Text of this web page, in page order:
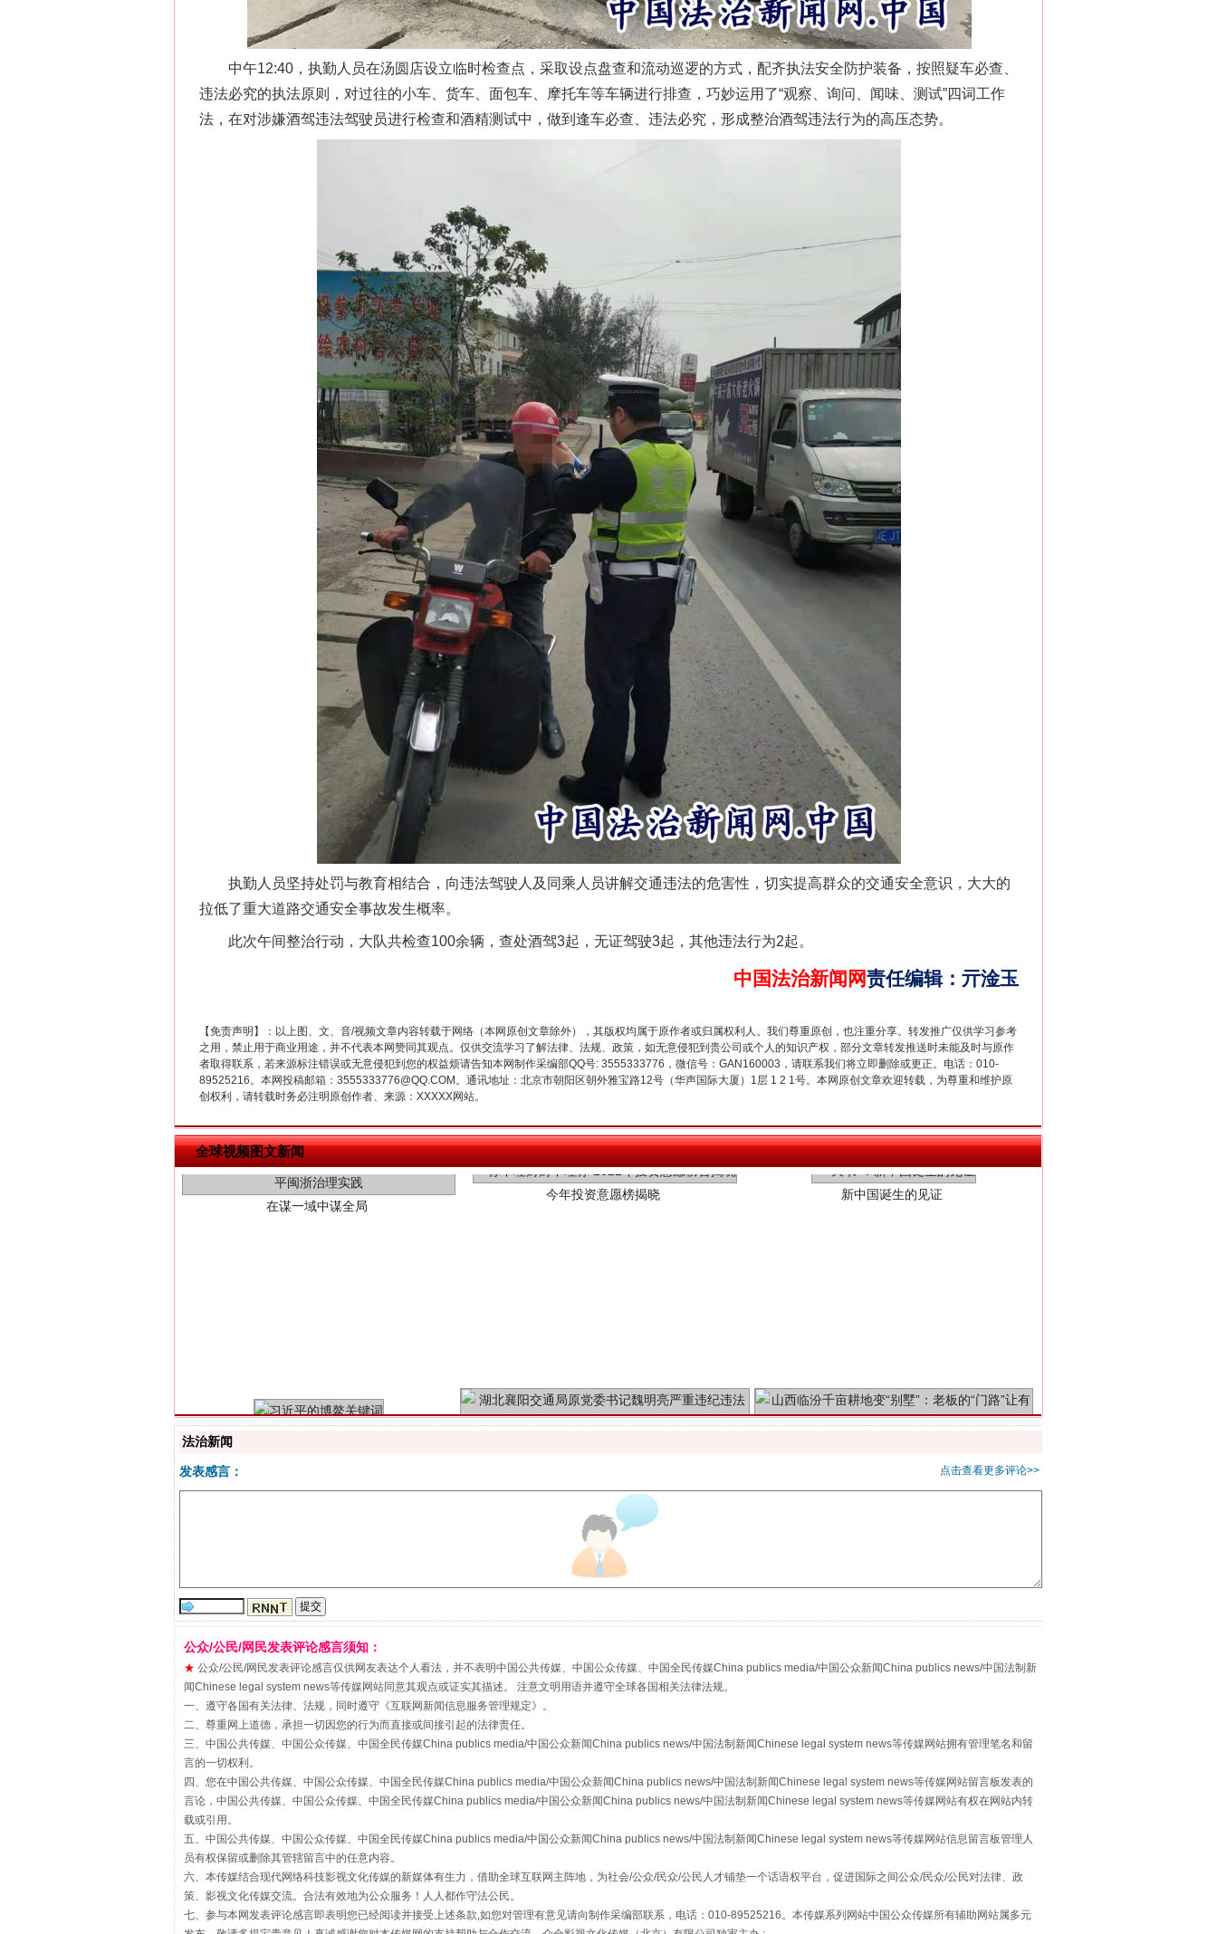
中午12:40，执勤人员在汤圆店设立临时检查点，采取设点盘查和流动巡逻的方式，配齐执法安全防护装备，按照疑车必查、
违法必究的执法原则，对过往的小车、货车、面包车、摩托车等车辆进行排查，巧妙运用了“观察、询问、闻味、测试”四词工作
法，在对涉嫌酒驾违法驾驶员进行检查和酒精测试中，做到逢车必查、违法必究，形成整治酒驾违法行为的高压态势。
执勤人员坚持处罚与教育相结合，向违法驾驶人及同乘人员讲解交通违法的危害性，切实提高群众的交通安全意识，大大的
拉低了重大道路交通安全事故发生概率。
此次午间整治行动，大队共检查100余辆，查处酒驾3起，无证驾驶3起，其他违法行为2起。
中国法治新闻网责任编辑： 亓淦玉
【免责声明】：以上图、文、音/视频文章内容转载于网络（本网原创文章除外），其版权均属于原作者或归属权利人。我们尊重原创，也注重分享。转发推广仅供学习参考
之用，禁止用于商业用途，并不代表本网赞同其观点。仅供交流学习了解法律、法规、政策，如无意侵犯到贵公司或个人的知识产权，部分文章转发推送时未能及时与原作
者取得联系，若来源标注错误或无意侵犯到您的权益烦请告知本网制作采编部QQ号: 3555333776，微信号：GAN160003，请联系我们将立即删除或更正。电话：010-
89525216。本网投稿邮箱：3555333776@QQ.COM。通讯地址：北京市朝阳区朝外雅宝路12号（华声国际大厦）1层 1 2 1号。本网原创文章欢迎转载，为尊重和维护原
创权利，请转载时务必注明原创作者、来源：XXXXX网站。
全球视频图文新闻
网上购药对药下症？
茶叶“炒上天”
“神药”背后的真相
这是一记警钟！ 谢谢有你温暖了四季 法官巧妙执行解纠纷
在谋一域中谋全局
今年投资意愿榜揭晓 新中国诞生的见证
生物安全法正式实施
揭批美国五大"原罪" "炒鞋教程"里的骗局 习近平的“航天情”
法治新闻
点击查看更多评论>>
发表感言：
公众/公民/网民发表评论感言须知：
★ 公众/公民/网民发表评论感言仅供网友表达个人看法，并不表明中国公共传媒、中国公众传媒、中国全民传媒China publics media/中国公众新闻China publics news/中国法制新
闻Chinese legal system news等传媒网站同意其观点或证实其描述。 注意文明用语并遵守全球各国相关法律法规。
一、遵守各国有关法律、法规，同时遵守《互联网新闻信息服务管理规定》。
二、尊重网上道德，承担一切因您的行为而直接或间接引起的法律责任。
三、中国公共传媒、中国公众传媒、中国全民传媒China publics media/中国公众新闻China publics news/中国法制新闻Chinese legal system news等传媒网站拥有管理笔名和留
言的一切权利。
四、您在中国公共传媒、中国公众传媒、中国全民传媒China publics media/中国公众新闻China publics news/中国法制新闻Chinese legal system news等传媒网站留言板发表的
言论，中国公共传媒、中国公众传媒、中国全民传媒China publics media/中国公众新闻China publics news/中国法制新闻Chinese legal system news等传媒网站有权在网站内转
载或引用。
五、中国公共传媒、中国公众传媒、中国全民传媒China publics media/中国公众新闻China publics news/中国法制新闻Chinese legal system news等传媒网站信息留言板管理人
员有权保留或删除其管辖留言中的任意内容。
六、本传媒结合现代网络科技影视文化传媒的新媒体有生力，借助全球互联网主阵地，为社会/公众/民众/公民人才铺垫一个话语权平台，促进国际之间公众/民众/公民对法律、政
策、影视文化传媒交流。合法有效地为公众服务！人人都作守法公民。
七、参与本网发表评论感言即表明您已经阅读并接受上述条款,如您对管理有意见请向制作采编部联系，电话：010-89525216。本传媒系列网站中国公众传媒所有辅助网站属多元